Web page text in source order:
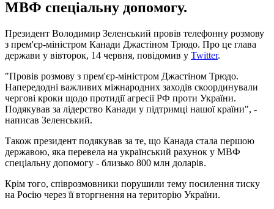
МВФ спеціальну допомогу.
Президент Володимир Зеленський провів телефонну розмову
з прем'єр-міністром Канади Джастіном Трюдо. Про це глава
держави у вівторок, 14 червня, повідомив у Twitter.
"Провів розмову з прем'єр-міністром Джастіном Трюдо.
Напередодні важливих міжнародних заходів скоординували
чергові кроки щодо протидії агресії РФ проти України.
Подякував за лідерство Канади у підтримці нашої країни", -
написав Зеленський.
Також президент подякував за те, що Канада стала першою
державою, яка перевела на український рахунок у МВФ
спеціальну допомогу - близько 800 млн доларів.
Крім того, співрозмовники порушили тему посилення тиску
на Росію через її вторгнення на територію України.